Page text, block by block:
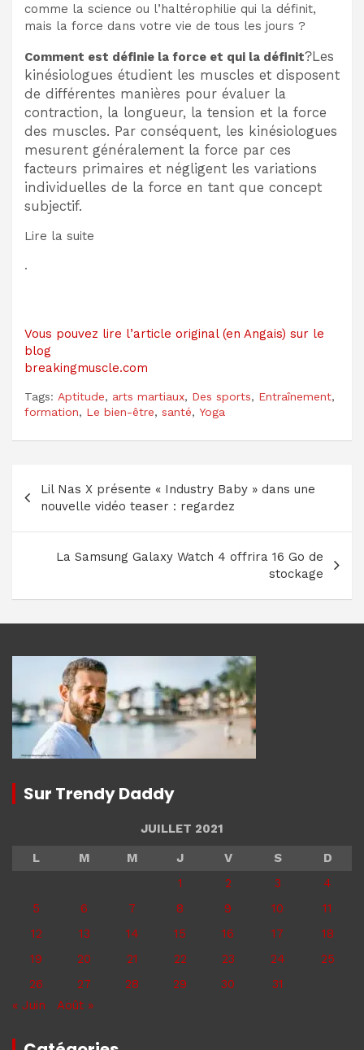
comme la science ou l’haltérophilie qui la définit,
mais la force dans votre vie de tous les jours ?
Comment est définie la force et qui la définit?Les
kinésiologues étudient les muscles et disposent
de différentes manières pour évaluer la
contraction, la longueur, la tension et la force
des muscles. Par conséquent, les kinésiologues
mesurent généralement la force par ces
facteurs primaires et négligent les variations
individuelles de la force en tant que concept
subjectif.
Lire la suite
.
Vous pouvez lire l’article original (en Angais) sur le
blog
breakingmuscle.com
Tags: Aptitude, arts martiaux, Des sports, Entraînement,
formation, Le bien-être, santé, Yoga
Navigation
de
l’article
Lil Nas X présente « Industry Baby » dans une
nouvelle vidéo teaser : regardez
La Samsung Galaxy Watch 4 offrira 16 Go de
stockage
Sur Trendy Daddy
JUILLET 2021
L
M M J V S
D
1
2 3
4
5
6 7 8 9 10
11
12
13 14 15 16 17
18
19
20 21 22 23 24
25
26
27 28 29 30
31
« Juin
Août »